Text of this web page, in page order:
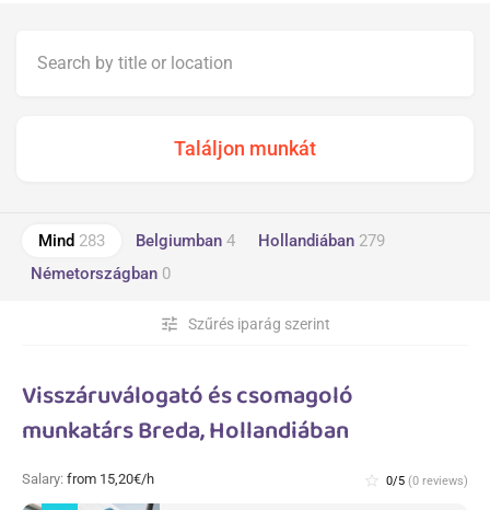
Mind 283 Belgiumban 4 Hollandiában 279
Németországban 0
Szűrés iparág szerint
tune
Visszáruválogató és csomagoló
munkatárs Breda, Hollandiában
Salary: from 15,20€/h star_border 0/5 (0 reviews)